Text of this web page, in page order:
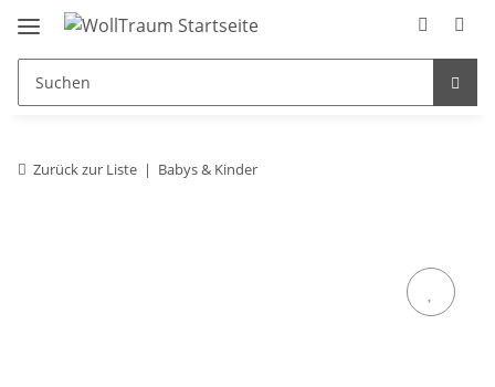
Zurück zur Liste Babys & Kinder